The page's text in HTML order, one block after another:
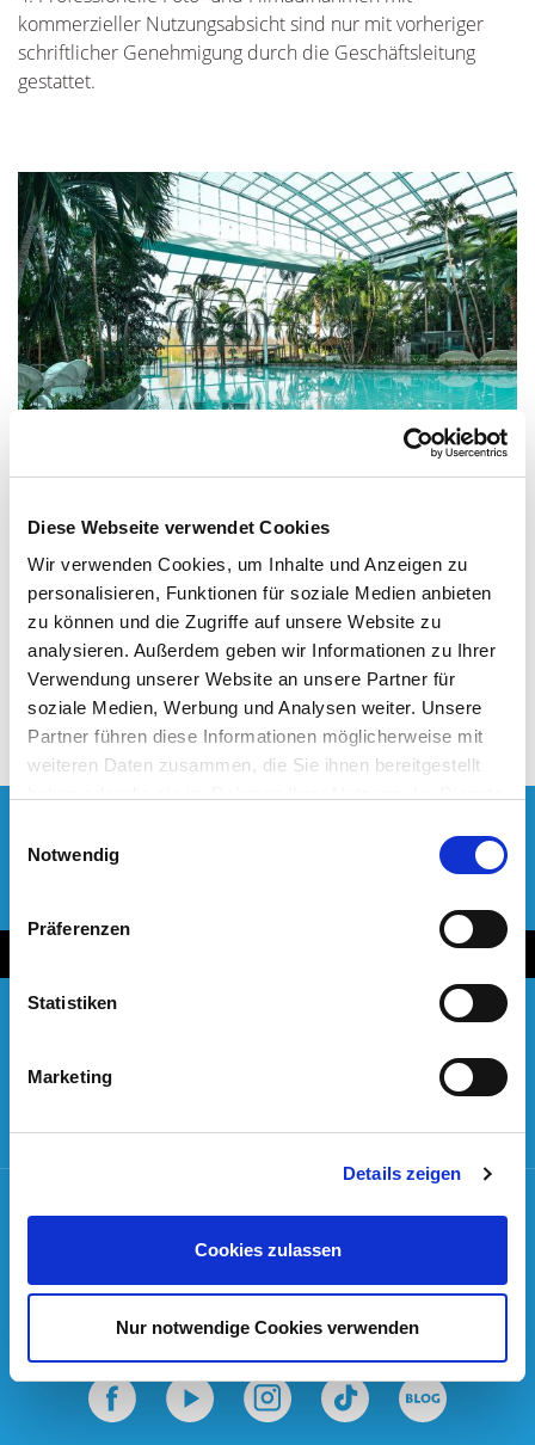
Diese Webseite verwendet Cookies
Wir verwenden Cookies, um Inhalte und Anzeigen zu
personalisieren, Funktionen für soziale Medien anbieten
zu können und die Zugriffe auf unsere Website zu
analysieren. Außerdem geben wir Informationen zu Ihrer
Verwendung unserer Website an unsere Partner für
soziale Medien, Werbung und Analysen weiter. Unsere
Partner führen diese Informationen möglicherweise mit
weiteren Daten zusammen, die Sie ihnen bereitgestellt
Cookies, wenn Sie unsere Webseite weiterhin nutzen.
Notwendig
Präferenzen
Statistiken
Marketing
Details zeigen
Cookies zulassen
Nur notwendige Cookies verwenden
kommerzieller Nutzungsabsicht sind nur mit vorheriger
schriftlicher Genehmigung durch die Geschäftsleitung
gestattet.
Deine Erinnerungsfotos
Thermenstrand "Paradise Beach" ein Erinnerungsfoto mit
deinem Handy oder deiner Kamera machen. Bitte achte
darauf, dass keine dritten Personen auf dem Foto zu sehen
sind.
Wir freuen uns, wenn du dein Erinnerungsfoto mit dem
Hashtag #thermeeuskirchen auf Instagram teilen.
Tel.+49 2251 / 1485-0
info@badewelt-euskirchen.de
Thermenallee 1